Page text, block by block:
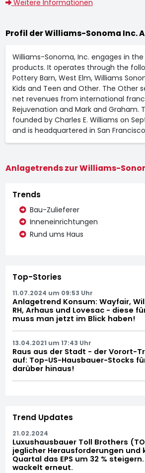
Weitere Informationen
Profil der Williams-Sonoma Inc.
Williams-Sonoma, Inc. engages in
products. It operates through the
Pottery Barn, West Elm, Williams
Kids and Teen and Other. The Other
net revenues from international
Rejuvenation and Mark and Graham.
founded by Charles E. Williams on
and is headquartered in San
Anlagetrends zur Williams-
Trends
Bau-Zulieferer
Inneneinrichtungen
Rund ums Haus
Top-Stories
11.07.2024 um 09:53 Uhr
Anlagetrend Konsum: Wayfair,
RH, Arhaus und Lovesac - diese
muss man jetzt im Blick haben!
13.04.2021 um 17:43 Uhr
Raus aus der Stadt - der Vorort-
auf: Top-US-Hausbauer-Stocks
darüber hinaus!
Trend Updates
21.02.2024
Luxushausbauer Toll Brothers
jeglicher Herausforderungen und
Quartal das EPS um 32 %
wackelt erneut.